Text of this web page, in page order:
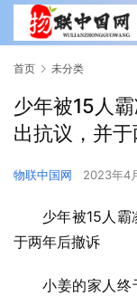
首页 未分类
少年被15人
出抗议，并
物联中国网 2023年4
少年被15人
于两年后撤诉
小姜的家人终